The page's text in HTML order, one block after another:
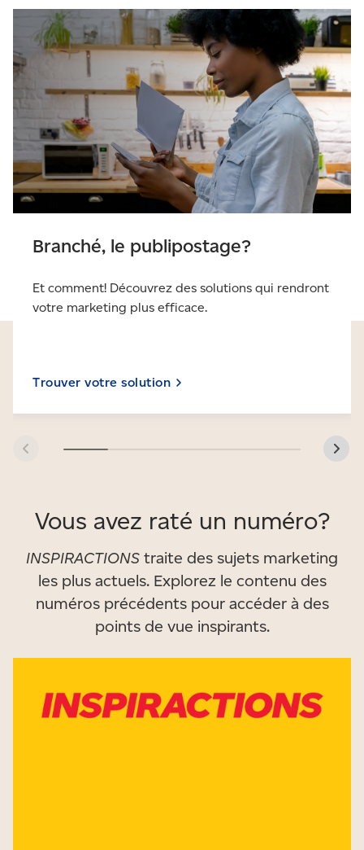
Branché, le publipostage?
Et comment! Découvrez des solutions qui rendront
votre marketing plus efficace.
Trouver votre solution
Vous avez raté un numéro?
INSPIRACTIONS traite des sujets marketing
les plus actuels. Explorez le contenu des
numéros précédents pour accéder à des
points de vue inspirants.